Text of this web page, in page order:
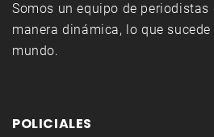
Somos un equipo de periodistas
manera dinámica, lo que sucede
mundo.
POLICIALES